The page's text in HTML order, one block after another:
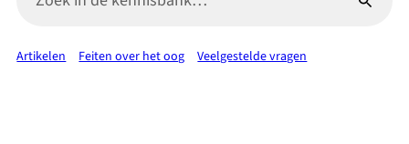
Artikelen Feiten over het oog Veelgestelde vragen